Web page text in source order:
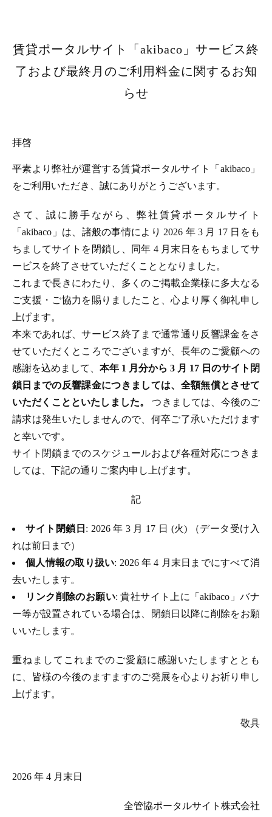
賃貸ポータルサイト「akibaco」サービス終
了および最終月のご利用料金に関するお知
らせ
拝啓
平素より弊社が運営する賃貸ポータルサイト「akibaco」
をご利用いただき、誠にありがとうございます。
さて、誠に勝手ながら、弊社賃貸ポータルサイト
「akibaco」は、諸般の事情により 2026 年 3 月 17 日をも
ちましてサイトを閉鎖し、同年 4 月末日をもちましてサ
ービスを終了させていただくこととなりました。
これまで長きにわたり、多くのご掲載企業様に多大なる
ご支援・ご協力を賜りましたこと、心より厚く御礼申し
上げます。
本来であれば、サービス終了まで通常通り反響課金をさ
せていただくところでございますが、長年のご愛顧への
感謝を込めまして、 本年 1 月分から 3 月 17 日のサイト閉
鎖日までの反響課金につきましては、全額無償とさせて
いただくことといたしました。つきましては、今後のご
請求は発生いたしませんので、何卒ご了承いただけます
と幸いです。
サイト閉鎖までのスケジュールおよび各種対応につきま
しては、下記の通りご案内申し上げます。
記
サイト閉鎖日 : 2026 年 3 月 17 日 (火) （データ受け入
れは前日まで）
個人情報の取り扱い: 2026 年 4 月末日までにすべて消
去いたします。
リンク削除のお願い: 貴社サイト上に「akibaco」バナ
ー等が設置されている場合は、閉鎖日以降に削除をお願
いいたします。
重ねましてこれまでのご愛顧に感謝いたしますととも
に、皆様の今後のますますのご発展を心よりお祈り申し
上げます。
敬具
2026 年 4 月末日
全管協ポータルサイト株式会社